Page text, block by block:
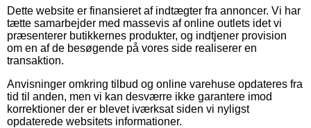
Dette website er finansieret af indtægter fra annoncer. Vi har
tætte samarbejder med massevis af online outlets idet vi
præsenterer butikkernes produkter, og indtjener provision
om en af de besøgende på vores side realiserer en
transaktion.
Anvisninger omkring tilbud og online varehuse opdateres fra
tid til anden, men vi kan desværre ikke garantere imod
korrektioner der er blevet iværksat siden vi nyligst
opdaterede websitets informationer.